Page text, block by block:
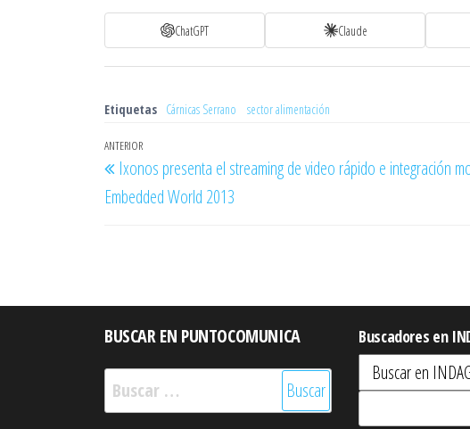
ChatGPT Claude
Etiquetas Cárnicas Serrano sector alimentación
Navegación
de
entradas
Entrada
anterior
ANTERIOR
Ixonos presenta el streaming de video rápido e integración
Embedded World 2013
BUSCAR EN PUNTOCOMUNICA
Buscar:
Buscadores en